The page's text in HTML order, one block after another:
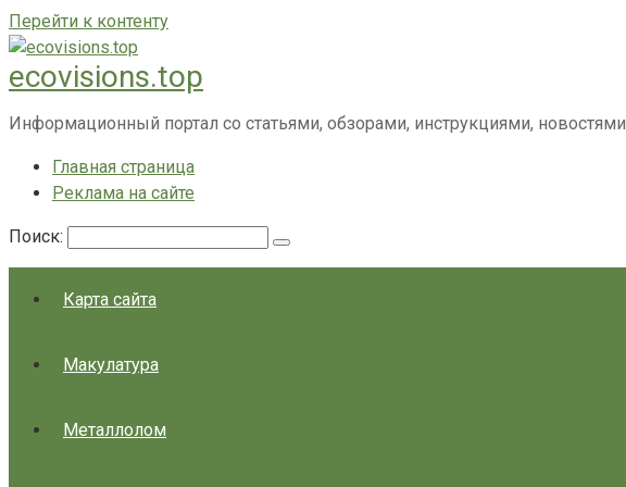
Перейти к контенту
ecovisions.top
Информационный портал со статьями, обзорами, инструкциями, новостями
Главная страница
Реклама на сайте
Поиск:
Карта сайта
Макулатура
Металлолом